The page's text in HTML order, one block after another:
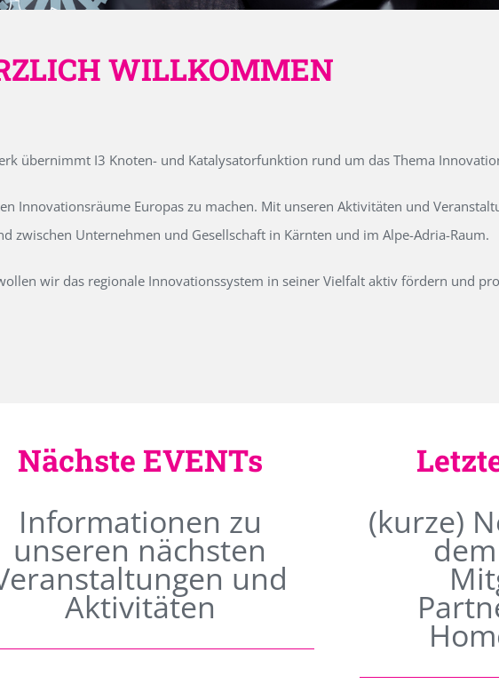
WILLKOMMEN
übernimmt I3 Knoten- und Katalysatorfunktion rund um das Thema
Innovationsräume Europas zu machen. Mit unseren Aktivitäten und
zwischen Unternehmen und Gesellschaft in Kärnten und im Alpe-Adria-Raum.
wir das regionale Innovationssystem in seiner Vielfalt aktiv fördern und
Nächste EVENTs
Informationen zu
unseren nächsten
und
Aktivitäten
(kurze)